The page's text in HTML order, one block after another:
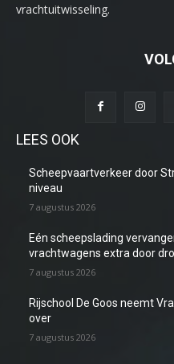
vrachtuitwisseling.
LEES OOK
Scheepvaartverkeer door
niveau
7 augustus 2026
Eén scheepslading
vrachtwagens extra door
7 augustus 2026
Rijschool De Goos neemt
over
7 augustus 2026